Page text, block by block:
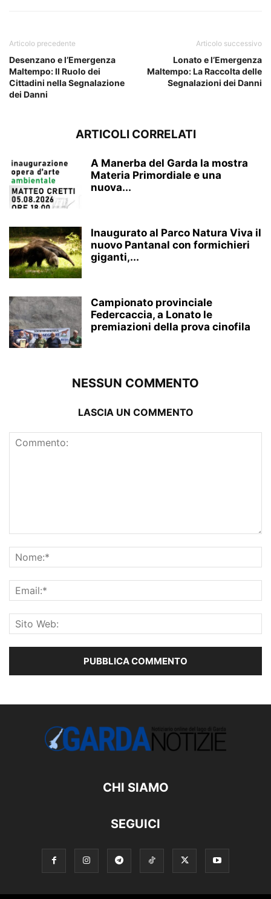
Articolo precedente
Desenzano e l’Emergenza
Maltempo: Il Ruolo dei
Cittadini nella Segnalazione
dei Danni
Articolo successivo
Lonato e l’Emergenza
Maltempo: La Raccolta delle
Segnalazioni dei Danni
ARTICOLI CORRELATI
A Manerba del Garda la mostra
Materia Primordiale e una
nuova...
Inaugurato al Parco Natura Viva il
nuovo Pantanal con formichieri
giganti,...
Campionato provinciale
Federcaccia, a Lonato le
premiazioni della prova cinofila
NESSUN COMMENTO
LASCIA UN COMMENTO
CHI SIAMO
SEGUICI